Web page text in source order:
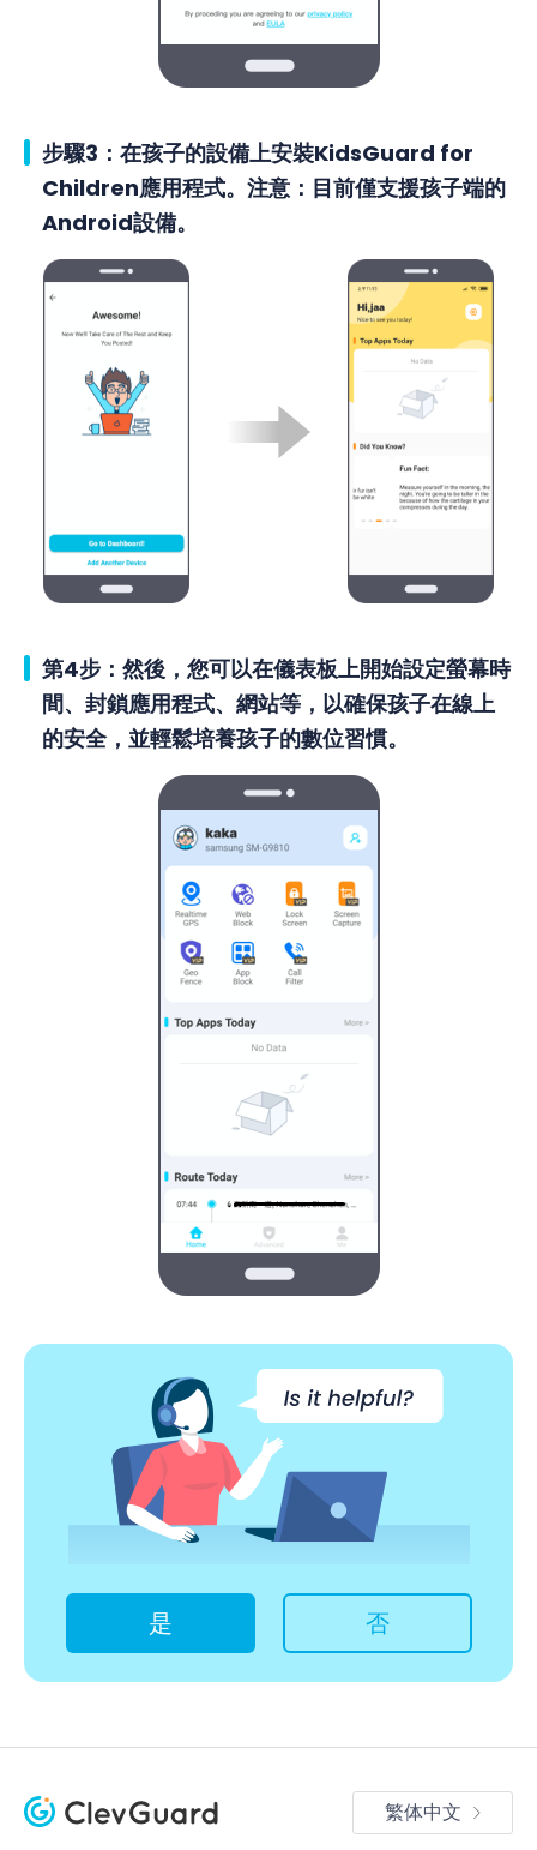
步驟3：在孩子的設備上安裝KidsGuard for
Children應用程式。注意：目前僅支援孩子端的
Android設備。
第4步：然後，您可以在儀表板上開始設定螢幕時
間、封鎖應用程式、網站等，以確保孩子在線上
的安全，並輕鬆培養孩子的數位習慣。
是 否
繁体中文